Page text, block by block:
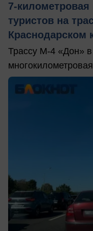
7-километровая
туристов на
Краснодарском
Трассу М-4 «Дон»